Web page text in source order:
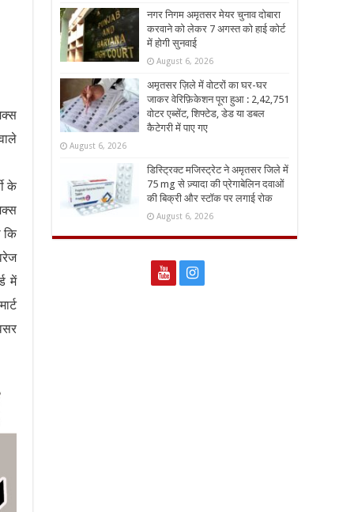
के
कि
में
नगर निगम अमृतसर मेयर चुनाव दोबारा
करवाने को लेकर 7 अगस्त को हाई कोर्ट
में होगी सुनवाई
August 6, 2026
अमृतसर ज़िले में वोटरों का घर-घर
जाकर वेरिफ़िकेशन पूरा हुआ : 2,42,751
वोटर एब्सेंट, शिफ्टेड, डेड या डबल
कैटेगरी में पाए गए
August 6, 2026
डिस्ट्रिक्ट मजिस्ट्रेट ने अमृतसर जिले में
75 mg से ज़्यादा की प्रेगाबेलिन दवाओं
की बिक्री और स्टॉक पर लगाई रोक
August 6, 2026